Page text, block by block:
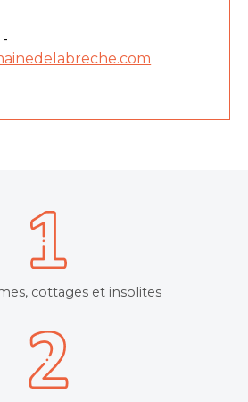
cottages et insolites